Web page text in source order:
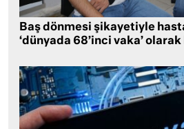
Baş dönmesi şikayetiyle
‘dünyada 68’inci vaka’